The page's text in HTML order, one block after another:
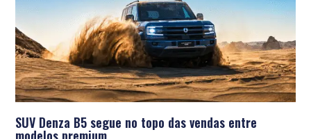
SUV Denza B5 segue no topo das vendas entre